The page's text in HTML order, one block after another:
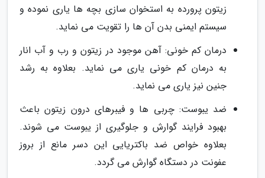
زیتون پرورده به استخوان سازی بچه ها یاری نموده و
سیستم ایمنی بدن آن ها را تقویت می نماید.
درمان کم خونی: آهن موجود در زیتون و رب و آب انار
به درمان کم خونی یاری می نماید. بعلاوه به رشد
جنین نیز یاری می نماید.
ضد یبوست: چربی ها و فیبرهای درون زیتون باعث
بهبود فرایند گوارش و جلوگیری از یبوست می شوند.
بعلاوه خواص ضد باکتریایی این دسر مانع از بروز
عفونت در دستگاه گوارش می گردد.